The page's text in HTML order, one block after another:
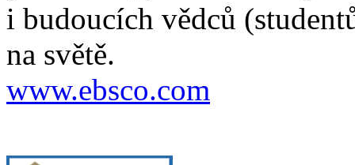
i budoucích vědců
na světě.
www.ebsco.com